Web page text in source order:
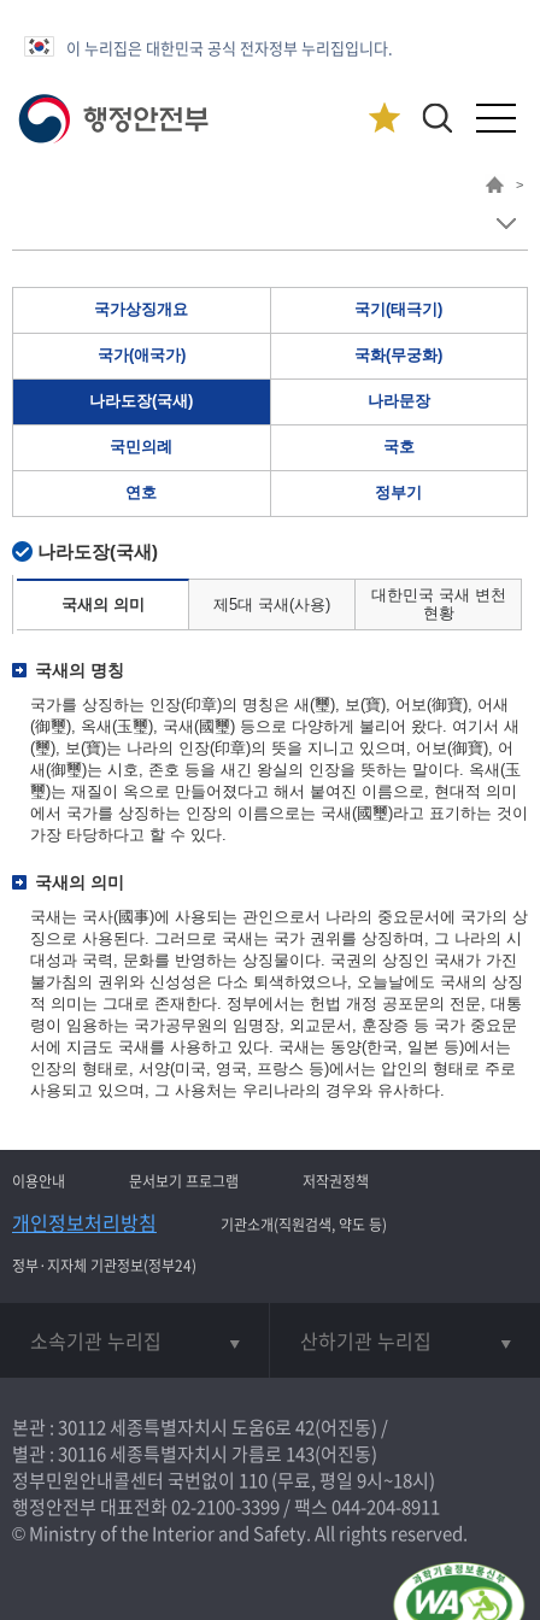
이 누리집은 대한민국 공식 전자정부 누리집입니다.
>
국가상징개요 국기(태극기)
국가(애국가) 국화(무궁화)
나라도장(국새) 나라문장
국민의례 국호
연호 정부기
나라도장(국새)
국새의 의미 제5대 국새(사용)
대한민국 국새 변천
현황
국새의 명칭
국가를 상징하는 인장(印章)의 명칭은 새(璽), 보(寶), 어보(御寶), 어새
(御璽), 옥새(玉璽), 국새(國璽) 등으로 다양하게 불리어 왔다. 여기서 새
(璽), 보(寶)는 나라의 인장(印章)의 뜻을 지니고 있으며, 어보(御寶), 어
새(御璽)는 시호, 존호 등을 새긴 왕실의 인장을 뜻하는 말이다. 옥새(玉
璽)는 재질이 옥으로 만들어졌다고 해서 붙여진 이름으로, 현대적 의미
에서 국가를 상징하는 인장의 이름으로는 국새(國璽)라고 표기하는 것이
가장 타당하다고 할 수 있다.
국새의 의미
국새는 국사(國事)에 사용되는 관인으로서 나라의 중요문서에 국가의 상
징으로 사용된다. 그러므로 국새는 국가 권위를 상징하며, 그 나라의 시
대성과 국력, 문화를 반영하는 상징물이다. 국권의 상징인 국새가 가진
불가침의 권위와 신성성은 다소 퇴색하였으나, 오늘날에도 국새의 상징
적 의미는 그대로 존재한다. 정부에서는 헌법 개정 공포문의 전문, 대통
령이 임용하는 국가공무원의 임명장, 외교문서, 훈장증 등 국가 중요문
서에 지금도 국새를 사용하고 있다. 국새는 동양(한국, 일본 등)에서는
인장의 형태로, 서양(미국, 영국, 프랑스 등)에서는 압인의 형태로 주로
사용되고 있으며, 그 사용처는 우리나라의 경우와 유사하다.
이용안내 문서보기 프로그램 저작권정책
개인정보처리방침
기관소개(직원검색, 약도 등)
정부·지자체 기관정보(정부24)
소속기관 누리집 산하기관 누리집
본관 : 30112 세종특별자치시 도움6로 42(어진동) /
별관 : 30116 세종특별자치시 가름로 143(어진동)
정부민원안내콜센터 국번없이 110(무료, 평일 9시~18시)
행정안전부 대표전화02-2100-3399/ 팩스 044-204-8911
© Ministry of the Interior and Safety. All rights reserved.